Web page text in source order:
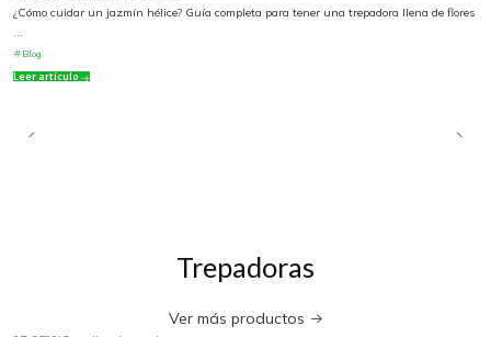
¿Cómo cuidar un jazmín hélice? Guía completa para tener una trepadora llena de flores
Blog
Leer artículo
Trepadoras
Ver más productos